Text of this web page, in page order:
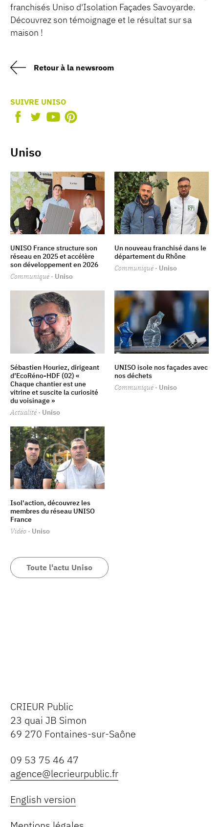
franchisés Uniso d'Isolation Façades Savoyarde.
Découvrez son témoignage et le résultat sur sa
maison !
Retour à la newsroom
SUIVRE UNISO
Uniso
UNISO France structure son
réseau en 2025 et accélère
son développement en 2026
Communiqué · Uniso
Un nouveau franchisé dans le
département du Rhône
Communiqué · Uniso
Sébastien Houriez, dirigeant
d’EcoRéno-HDF (02) «
Chaque chantier est une
vitrine et suscite la curiosité
du voisinage »
Actualité · Uniso
UNISO isole nos façades avec
nos déchets
Communiqué · Uniso
Isol'action, découvrez les
membres du réseau UNISO
France
Vidéo · Uniso
Toute l'actu Uniso
CRIEUR Public
23 quai JB Simon
69 270 Fontaines-sur-Saône
09 53 75 46 47
agence@lecrieurpublic.fr
English version